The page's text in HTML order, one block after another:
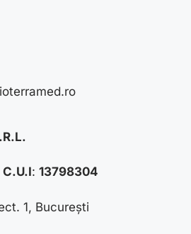
C.U.I: 13798304
1, București